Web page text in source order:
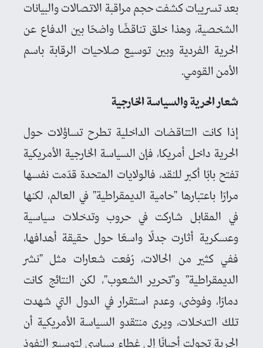
بعد تسريبات كشفت حجم مراقبة الاتصالات والبيانات
الشخصية، وهذا خلق تناقضًا واضحًا بين الدفاع عن
الحرية الفردية وبين توسيع صلاحيات الرقابة باسم
الأمن القومي.
شعار الحرية والسياسة الخارجية
إذا كانت التناقضات الداخلية تطرح تساؤلات حول
الحرية داخل أمريكا، فإن السياسة الخارجية الأمريكية
تفتح بابًا أكبر للنقد، فالولايات المتحدة قدّمت نفسها
مرارًا باعتبارها "حامية الديمقراطية" في العالم، لكنها
في المقابل شاركت في حروب وتدخلات سياسية
وعسكرية أثارت جدلًا واسعًا حول حقيقة أهدافها،
ففي كثير من الحالات، رُفعت شعارات مثل "نشر
الديمقراطية" و"تحرير الشعوب"، لكن النتائج كانت
دمارًا، وفوضى، وعدم استقرار في الدول التي شهدت
تلك التدخلات، ويرى منتقدو السياسة الأمريكية أن
الحرية تحولت أحيانًا إلى غطاء سياسي لتوسيع النفوذ